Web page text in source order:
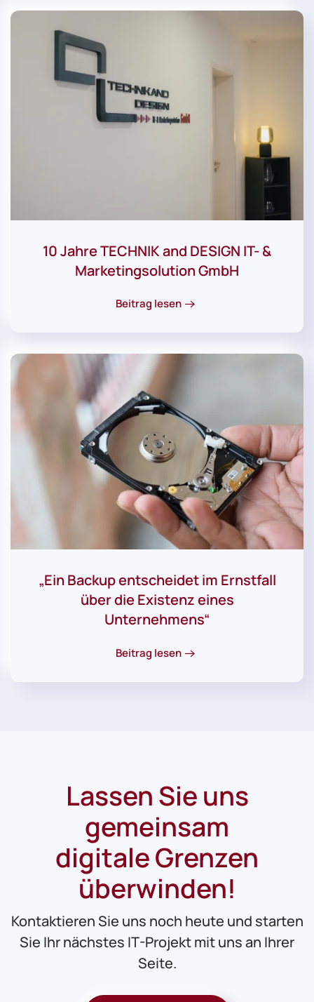
10 Jahre TECHNIK and DESIGN IT- &
Marketingsolution GmbH
Beitrag lesen
„Ein Backup entscheidet im Ernstfall
über die Existenz eines
Unternehmens“
Beitrag lesen
Lassen Sie uns
gemeinsam
digitale Grenzen
überwinden!
Kontaktieren Sie uns noch heute und starten
Sie Ihr nächstes IT-Projekt mit uns an Ihrer
Seite.